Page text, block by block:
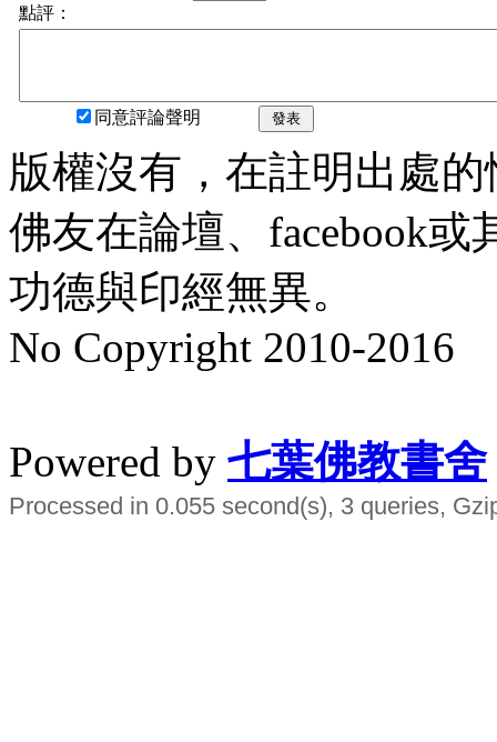
點評：
同意評論聲明 發表
版權沒有，在註明出處
佛友在論壇、facebook
功德與印經無異。
No Copyright 2010-2016
Powered by 七葉佛教書舍
Processed in 0.055 second(s), 3 queries,